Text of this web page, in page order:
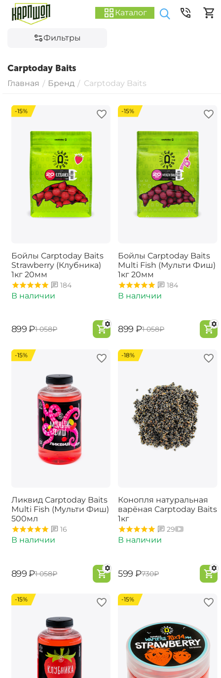
Каталог
Фильтры
Carptoday Baits
Главная / Бренд / Carptoday Baits
-15%
Бойлы Carptoday Baits
Strawberry (Клубника)
1кг 20мм
184
В наличии
‍899‍ ₽‍1 058‍₽
-15%
Бойлы Carptoday Baits
Multi Fish (Мульти Фиш)
1кг 20мм
184
В наличии
‍899‍ ₽‍1 058‍₽
-15%
Ликвид Carptoday Baits
Multi Fish (Мульти Фиш)
500мл
16
В наличии
‍899‍ ₽‍1 058‍₽
-18%
Конопля натуральная
варёная Carptoday Baits
1кг
29
В наличии
‍599‍ ₽‍730‍₽
-15% -15%